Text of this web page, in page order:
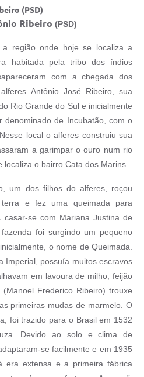
(PSD)
Ribeiro (PSD)
região onde hoje se localiza a
habitada pela tribo dos índios
com a chegada dos
Antônio José Ribeiro, sua
Rio Grande do Sul e inicialmente
denominado de Incubatão, com o
local o alferes construiu sua
a garimpar o ouro num rio
o bairro Cata dos Marins.
um dos filhos do alferes, roçou
e fez uma queimada para
se com Mariana Justina de
foi surgindo um pequeno
o nome de Queimada.
Imperial, possuía muitos escravos
em lavoura de milho, feijão
Frederico Ribeiro) trouxe
primeiras mudas de marmelo. O
foi trazido para o Brasil em 1532
Devido ao solo e clima de
se facilmente e em 1935
era extensa e a primeira fábrica